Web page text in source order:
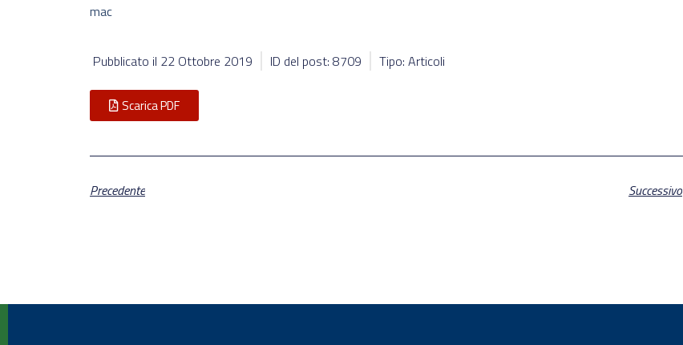
mac
Pubblicato il 22 Ottobre 2019 ID del post: 8709 Tipo: Articoli
Scarica PDF
Precedente Successivo